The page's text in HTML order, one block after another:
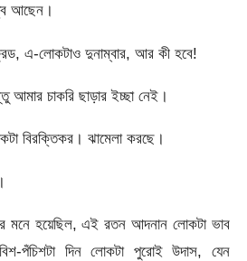
আছেন।
এ-লোকটাও দুনাম্বার, আর কী হবে!
চাকরি ছাড়ার ইচ্ছা নেই।
বিরক্তিকর। ঝামেলা করছে।
মনে হয়েছিল, এই রতন আদনান লোকটা ভাব
পঁচিশটা দিন লোকটা পুরোই উদাস, যেন